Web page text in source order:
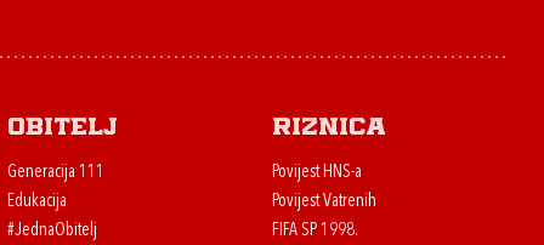
Obitelj
Generacija 111
Edukacija
#JednaObitelj
Riznica
Povijest HNS-a
Povijest Vatrenih
FIFA SP 1998.